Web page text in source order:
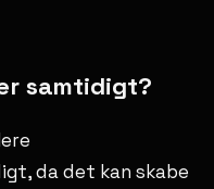
samtidigt?
da det kan skabe